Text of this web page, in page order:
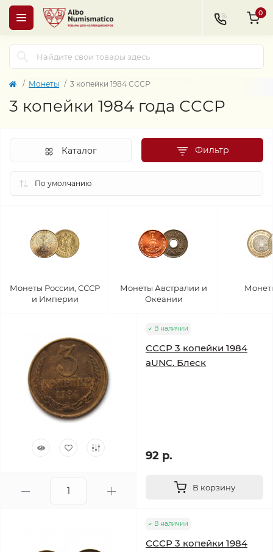
0
Монеты 3 копейки 1984 СССР
3 копейки 1984 года СССР
Фильтр
Каталог
Монеты России, СССР
и Империи
Монеты Австралии и
Океании
В наличии
СССР 3 копейки 1984
аUNC. Блеск
92 р.
В корзину
В наличии
СССР 3 копейки 1984